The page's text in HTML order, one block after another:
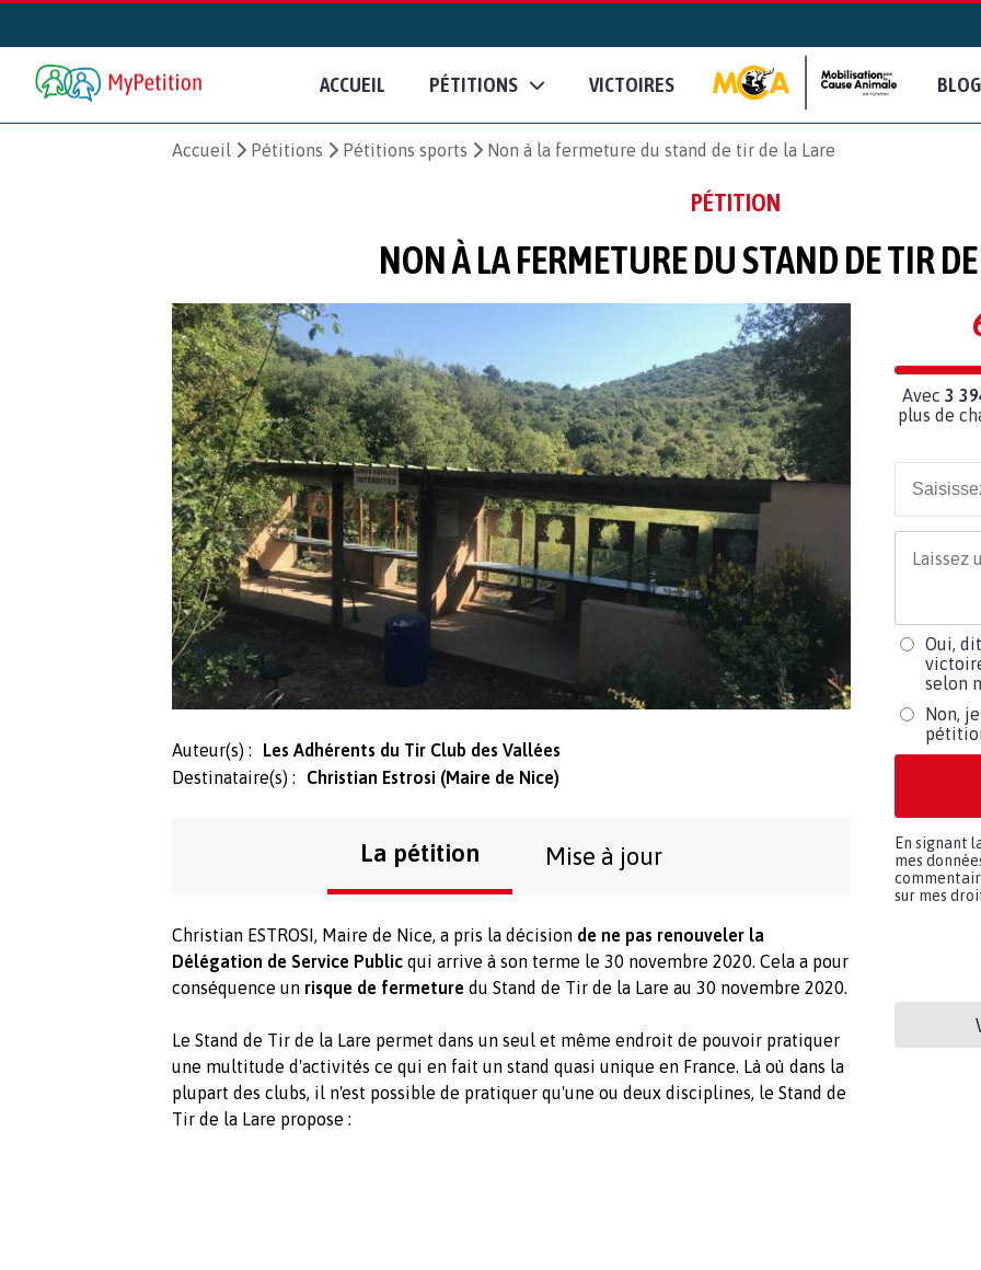
ACCUEIL PÉTITIONS VICTOIRES BLOG
Accueil Pétitions Pétitions sports Non à la fermeture du stand de tir de la Lare
PÉTITION
NON À LA FERMETURE DU STAND DE TIR
Auteur(s) :
Les Adhérents du Tir Club des Vallées
Destinataire(s) :
Christian Estrosi (Maire de Nice)
La pétition Mise à jour
Christian ESTROSI, Maire de Nice, a pris la décision de ne pas renouveler la
Délégation de Service Public qui arrive à son terme le 30 novembre 2020. Cela a pour
conséquence un risque de fermeture du Stand de Tir de la Lare au 30 novembre 2020.
Le Stand de Tir de la Lare permet dans un seul et même endroit de pouvoir pratiquer
une multitude d'activités ce qui en fait un stand quasi unique en France. Là où dans la
plupart des clubs, il n'est possible de pratiquer qu'une ou deux disciplines, le Stand de
Tir de la Lare propose :
Avec 3
plus de
Oui,
selon
Non,
En signant
mes
sur mes